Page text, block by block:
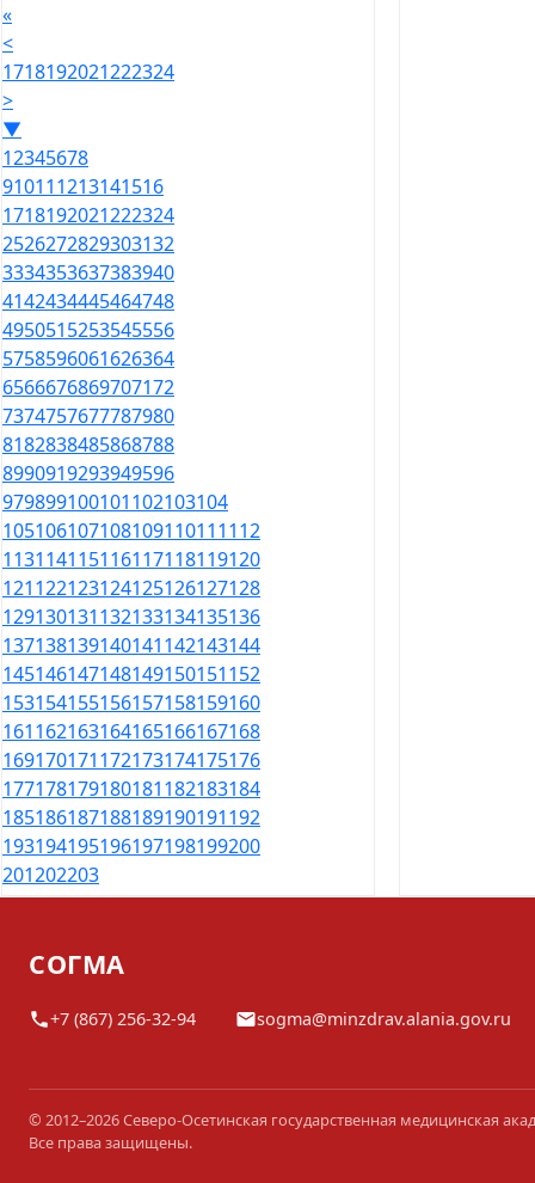
«
<
1718192021222324
>
▼
12345678
910111213141516
1718192021222324
2526272829303132
3334353637383940
4142434445464748
4950515253545556
5758596061626364
6566676869707172
7374757677787980
8182838485868788
8990919293949596
979899100101102103104
105106107108109110111112
113114115116117118119120
121122123124125126127128
129130131132133134135136
137138139140141142143144
145146147148149150151152
153154155156157158159160
161162163164165166167168
169170171172173174175176
177178179180181182183184
185186187188189190191192
193194195196197198199200
201202203
СОГМА
+7 (867) 256-32-94 sogma@minzdrav.alania.gov.ru
© 2012–2026 Северо-Осетинская государственная медицинская
Все права защищены.